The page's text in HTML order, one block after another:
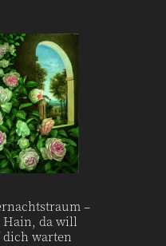
–
Hain, da will
warten